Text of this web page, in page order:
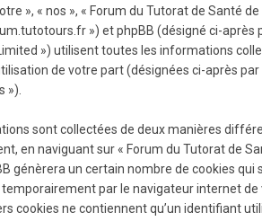
», « nos », « Forum du Tutorat de Santé
») et phpBB (désigné ci-après
») utilisent toutes les informations
de votre part (désignées ci-après par
»).
sont collectées de deux manières
en naviguant sur « Forum du Tutorat de
génèrera un certain nombre de cookies qui
par le navigateur internet de
cookies ne contiennent qu’un identifiant